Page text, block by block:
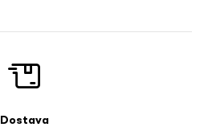
Dostava